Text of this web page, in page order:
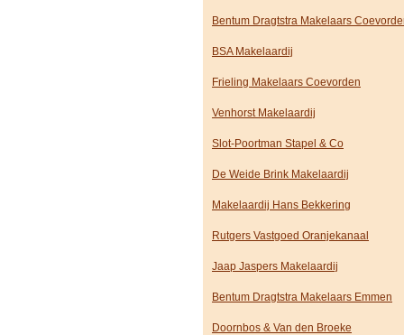
Bentum Dragtstra Makelaars
BSA Makelaardij
Frieling Makelaars Coevorden
Venhorst Makelaardij
Slot-Poortman Stapel & Co
De Weide Brink Makelaardij
Makelaardij Hans Bekkering
Rutgers Vastgoed Oranjekanaal
Jaap Jaspers Makelaardij
Bentum Dragtstra Makelaars Emmen
Doornbos & Van den Broeke